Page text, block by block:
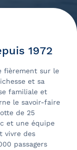
1972
fièrement sur le
et sa
familiale et
le savoir-faire
de 25
et une équipe
vivre des
passagers